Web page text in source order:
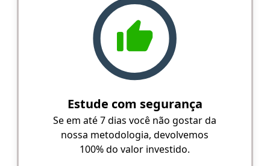
Estude com segurança
Se em até 7 dias você não gostar da
nossa metodologia, devolvemos
100% do valor investido.